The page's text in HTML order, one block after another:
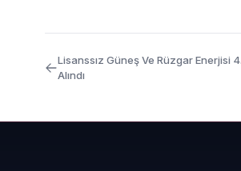
Lisanssız Güneş Ve Rüzgar Enerjisi
Alındı